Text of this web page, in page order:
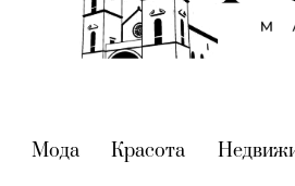
(current)
Мода(current)
Красота (current)